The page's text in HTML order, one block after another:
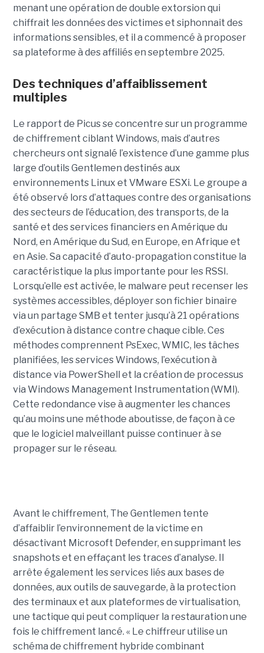
menant une opération de double extorsion qui
chiffrait les données des victimes et siphonnait des
informations sensibles, et il a commencé à proposer
sa plateforme à des affiliés en septembre 2025.
Des techniques d’affaiblissement
multiples
Le rapport de Picus se concentre sur un programme
de chiffrement ciblant Windows, mais d’autres
chercheurs ont signalé l’existence d’une gamme plus
large d’outils Gentlemen destinés aux
environnements Linux et VMware ESXi. Le groupe a
été observé lors d’attaques contre des organisations
des secteurs de l’éducation, des transports, de la
santé et des services financiers en Amérique du
Nord, en Amérique du Sud, en Europe, en Afrique et
en Asie. Sa capacité d’auto-propagation constitue la
caractéristique la plus importante pour les RSSI.
Lorsqu’elle est activée, le malware peut recenser les
systèmes accessibles, déployer son fichier binaire
via un partage SMB et tenter jusqu’à 21 opérations
d’exécution à distance contre chaque cible. Ces
méthodes comprennent PsExec, WMIC, les tâches
planifiées, les services Windows, l’exécution à
distance via PowerShell et la création de processus
via Windows Management Instrumentation (WMI).
Cette redondance vise à augmenter les chances
qu’au moins une méthode aboutisse, de façon à ce
que le logiciel malveillant puisse continuer à se
propager sur le réseau.
Avant le chiffrement, The Gentlemen tente
d’affaiblir l’environnement de la victime en
désactivant Microsoft Defender, en supprimant les
snapshots et en effaçant les traces d’analyse. Il
arrête également les services liés aux bases de
données, aux outils de sauvegarde, à la protection
des terminaux et aux plateformes de virtualisation,
une tactique qui peut compliquer la restauration une
fois le chiffrement lancé. « Le chiffreur utilise un
schéma de chiffrement hybride combinant